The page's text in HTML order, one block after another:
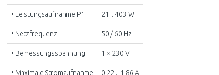
• Leistungsaufnahme P1 21 .. 403 W
• Netzfrequenz 50 / 60 Hz
• Bemessungsspannung 1 × 230 V
• Maximale Stromaufnahme 0.22 .. 1.86 A